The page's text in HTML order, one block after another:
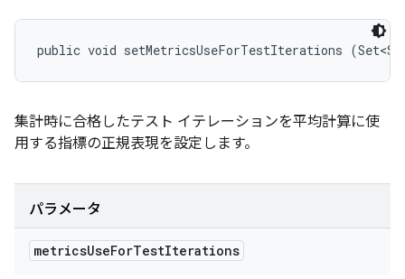
public void setMetricsUseForTestIterations
集計時に合格したテスト イテレーションを平均計算に使
用する指標の正規表現を設定します。
パラメータ
metricsUseForTestIterations